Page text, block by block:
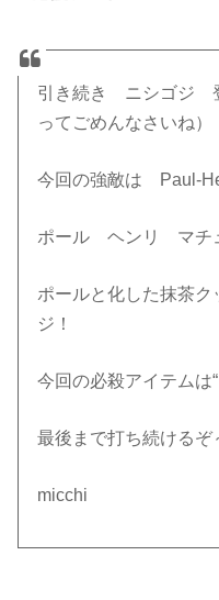
引き続き ニシゴジ
ってごめんなさいね）
今回の強敵は Paul-
ポール ヘンリ マチ
ポールと化した抹茶
ジ！
今回の必殺アイテムは
最後まで打ち続けるぞ
micchi